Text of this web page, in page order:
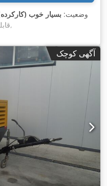
وضعیت: بسیار خوب
,,
آگهی کوچک